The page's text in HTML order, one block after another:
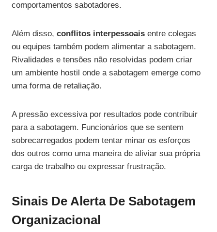
comportamentos sabotadores.
Além disso, conflitos interpessoais entre colegas
ou equipes também podem alimentar a sabotagem.
Rivalidades e tensões não resolvidas podem criar
um ambiente hostil onde a sabotagem emerge como
uma forma de retaliação.
A pressão excessiva por resultados pode contribuir
para a sabotagem. Funcionários que se sentem
sobrecarregados podem tentar minar os esforços
dos outros como uma maneira de aliviar sua própria
carga de trabalho ou expressar frustração.
Sinais De Alerta De Sabotagem
Organizacional